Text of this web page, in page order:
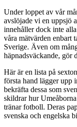
Under loppet av vår
avslöjade vi en uppsjö
innehåller dock inte
våra mätvärden enbart
Sverige. Även om
häpnadsväckande, gör
Här är en lista på
första hand lägger upp
bekräfta dessa som
skildrar hur
tränar fotboll. Deras
svenska och engelska